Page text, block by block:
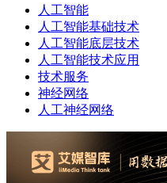
人工智能
人工智能基础技术
人工智能底层技术
人工智能技术应用
技术服务
神经网络
人工神经网络